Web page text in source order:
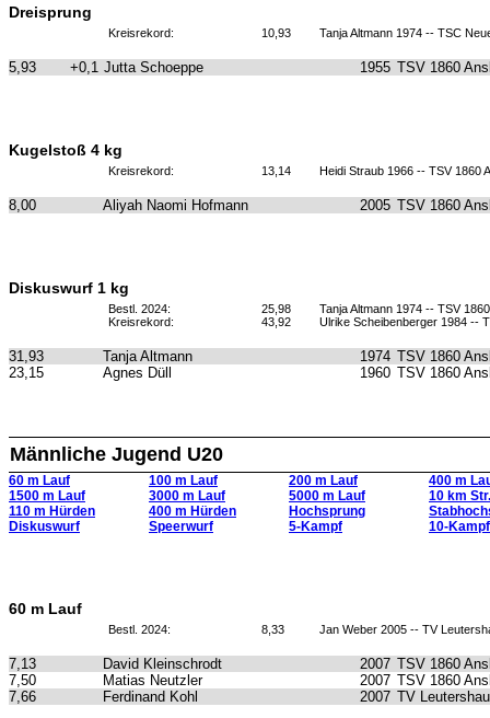
Dreisprung
Kreisrekord: 10,93 Tanja Altmann 1974 -- TSC
5,93 +0,1 Jutta Schoeppe 1955 TSV 1860
Kugelstoß 4 kg
Kreisrekord: 13,14 Heidi Straub 1966 -- TSV 1860
8,00 Aliyah Naomi Hofmann 2005 TSV 1860
Diskuswurf 1 kg
Bestl. 2024: 25,98
Tanja Altmann 1974 -- TSV
Kreisrekord:
43,92 Ulrike Scheibenberger 1984 --
31,93 Tanja Altmann 1974 TSV 1860
23,15
Agnes Düll 1960 TSV 1860
Männliche Jugend U20
60 m Lauf 100 m Lauf 200 m Lauf
400 m
1500 m Lauf
3000 m Lauf 5000 m Lauf
10 km Str.
110 m Hürden
400 m Hürden Hochsprung
Diskuswurf
Speerwurf 5-Kampf 10-Kampf
60 m Lauf
Bestl. 2024: 8,33 Jan Weber 2005 -- TV
7,13 David Kleinschrodt 2007 TSV 1860
7,50
Matias Neutzler 2007 TSV 1860
7,66
Ferdinand Kohl 2007 TV